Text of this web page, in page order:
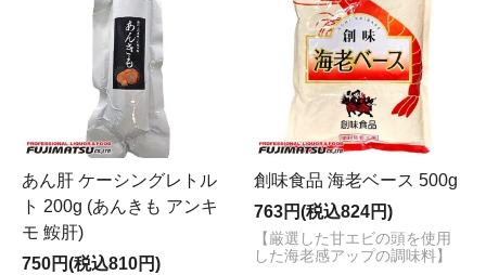
あん肝 ケーシングレトル
ト 200g (あんきも アンキ
モ 鮟肝)
750円(税込810円)
創味食品 海老ベース 500g
763円(税込824円)
【厳選した甘エビの頭を使用
した海老感アップの調味料】